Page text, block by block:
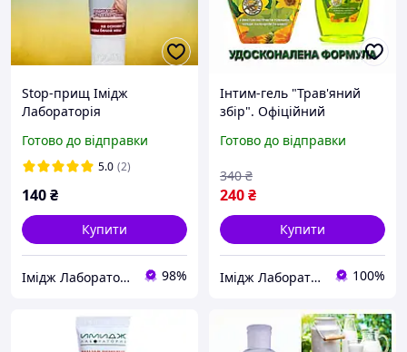
Stop-прищ Імідж
Лабораторія
Готово до відправки
5.0 (2)
140₴
Купити
Імідж Лабораторія 98%
Інтим-гель "Трав'яний
збір". Офіційний
лабораторія"
Готово до відправки
240₴
340 ₴
Купити
Імідж Лабораторія & Олійні парфуми 100%